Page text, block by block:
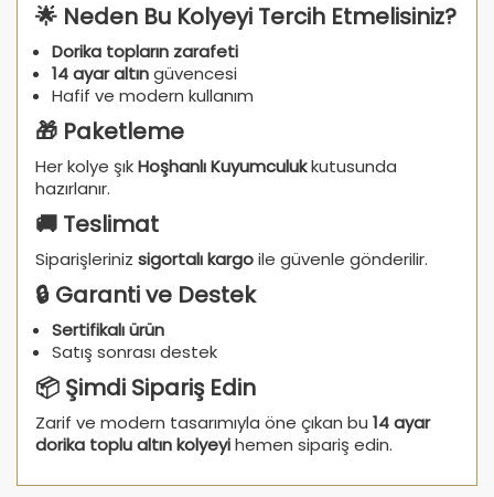
🌟 Neden Bu Kolyeyi Tercih Etmelisiniz?
Dorika topların zarafeti
14 ayar altıngüvencesi
Hafif ve modern kullanım
🎁 Paketleme
Her kolye şıkHoşhanlı Kuyumculukkutusunda
hazırlanır.
🚚 Teslimat
Siparişleriniz sigortalı kargoile güvenle gönderilir.
🔒 Garanti ve Destek
Sertifikalı ürün
Satış sonrası destek
📦 Şimdi Sipariş Edin
Zarif ve modern tasarımıyla öne çıkan bu 14 ayar
dorika toplu altın kolyeyihemen sipariş edin.